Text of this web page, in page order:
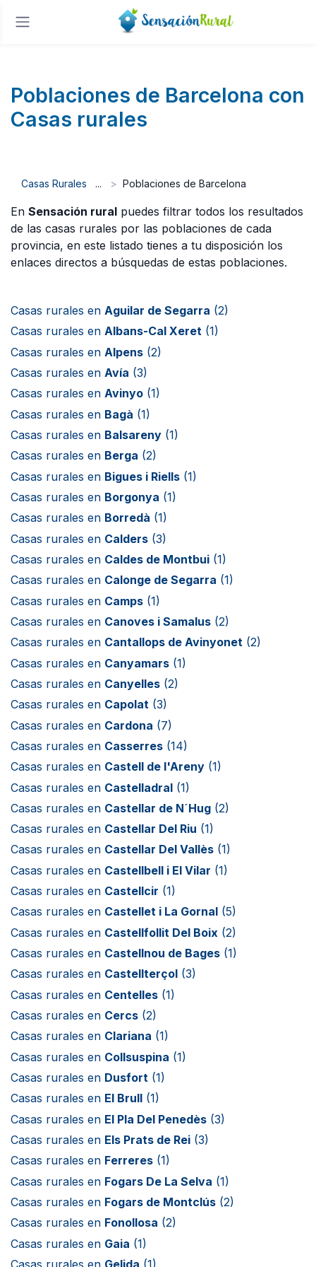
Poblaciones de Barcelona con
Casas rurales
Casas Rurales Poblaciones de Barcelona
En Sensación rural puedes filtrar todos los resultados
de las casas rurales por las poblaciones de cada
provincia, en este listado tienes a tu disposición los
enlaces directos a búsquedas de estas poblaciones.
Casas rurales en Aguilar de Segarra (2)
Casas rurales en Albans-Cal Xeret (1)
Casas rurales en Alpens (2)
Casas rurales en Avía (3)
Casas rurales en Avinyo (1)
Casas rurales en Bagà (1)
Casas rurales en Balsareny (1)
Casas rurales en Berga (2)
Casas rurales en Bigues i Riells (1)
Casas rurales en Borgonya (1)
Casas rurales en Borredà (1)
Casas rurales en Calders (3)
Casas rurales en Caldes de Montbui (1)
Casas rurales en Calonge de Segarra (1)
Casas rurales en Camps (1)
Casas rurales en Canoves i Samalus (2)
Casas rurales en Cantallops de Avinyonet (2)
Casas rurales en Canyamars (1)
Casas rurales en Canyelles (2)
Casas rurales en Capolat (3)
Casas rurales en Cardona (7)
Casas rurales en Casserres (14)
Casas rurales en Castell de l'Areny (1)
Casas rurales en Castelladral (1)
Casas rurales en Castellar de N´Hug (2)
Casas rurales en Castellar Del Riu (1)
Casas rurales en Castellar Del Vallès (1)
Casas rurales en Castellbell i El Vilar (1)
Casas rurales en Castellcir (1)
Casas rurales en Castellet i La Gornal (5)
Casas rurales en Castellfollit Del Boix (2)
Casas rurales en Castellnou de Bages (1)
Casas rurales en Castellterçol (3)
Casas rurales en Centelles (1)
Casas rurales en Cercs (2)
Casas rurales en Clariana (1)
Casas rurales en Collsuspina (1)
Casas rurales en Dusfort (1)
Casas rurales en El Brull (1)
Casas rurales en El Pla Del Penedès (3)
Casas rurales en Els Prats de Rei (3)
Casas rurales en Ferreres (1)
Casas rurales en Fogars De La Selva (1)
Casas rurales en Fogars de Montclús (2)
Casas rurales en Fonollosa (2)
Casas rurales en Gaia (1)